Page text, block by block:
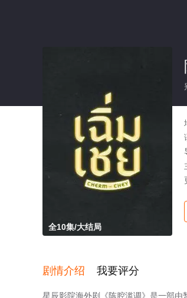
全10集/大结局
剧情介绍 我要评分
星辰影院海外剧《陈腔滥调》是一部由